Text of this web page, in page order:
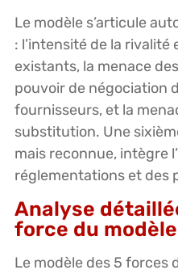
Le modèle s’articule
: l’intensité de la
existants, la menace
pouvoir de négociation
fournisseurs, et la
substitution. Une
mais reconnue, intègre
réglementations et des
Analyse
force du modèle
Le modèle des 5 forces